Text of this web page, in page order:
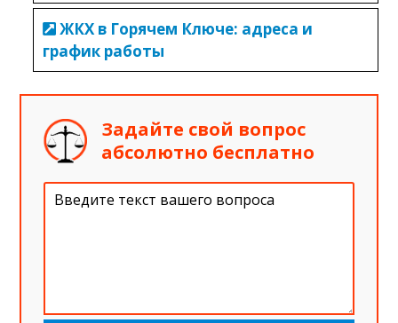
ЖКХ в Горячем Ключе: адреса и
график работы
Задайте свой вопрос
абсолютно бесплатно